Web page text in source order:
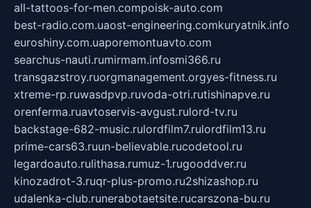
all-tattoos-for-men.compoisk-auto.com
best-radio.com.uaost-engineering.comkuryatnik.info
euroshiny.com.uaporemontuavto.com
searchus-nauti.rumirmam.infosmi366.ru
transgazstroy.ruorgmanagement.orgyes-fitness.ru
xtreme-rp.ruwasdpvp.ruvoda-otri.rutishinapve.ru
orenferma.ruavtoservis-avgust.rulord-tv.ru
backstage-682-music.rulordfilm7.rulordfilm13.ru
prime-cars63.ruun-believable.rucodetool.ru
legardoauto.rulithasa.rumuz-1.rugooddver.ru
kinozadrot-3.ruqr-plus-promo.ru2shizashop.ru
udalenka-club.runerabotaetsite.rucarszona-bu.ru